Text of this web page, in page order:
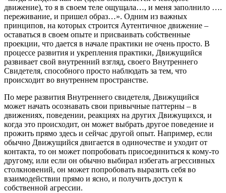
движение), то я в своем теле ощущала…, и меня заполнило ….
переживание, и пришел образ…». Одним из важных
принципов, на которых строится Аутентичное движение –
оставаться в своем опыте и присваивать собственные
проекции, что дается в начале практики не очень просто. В
процессе развития и укрепления практики, Движущийся
развивает свой внутренний взгляд, своего Внутреннего
Свидетеля, способного просто наблюдать за тем, что
происходит во внутреннем пространстве.
По мере развития Внутреннего свидетеля, Движущийся
может начать осознавать свои привычные паттерны – в
движениях, поведении, реакциях на других Движущихся, и
когда это происходит, он может выбрать другое поведение и
прожить прямо здесь и сейчас другой опыт. Например, если
обычно Движущийся двигается в одиночестве и уходит от
контакта, то он может попробовать присоединиться к кому-то
другому, или если он обычно выбирал избегать агрессивных
столкновений, он может попробовать выразить себя во
взаимодействии прямо и ясно, и получить доступ к
собственной агрессии.